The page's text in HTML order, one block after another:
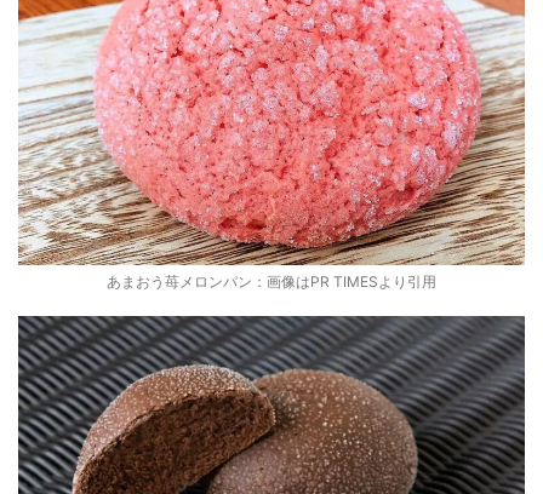
あまおう苺メロンパン：画像はPR TIMESより引用